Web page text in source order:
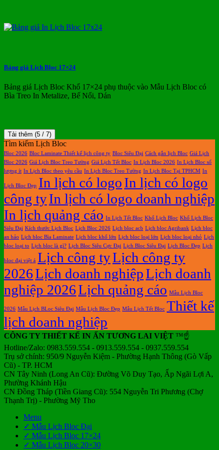
Bảng giá Lịch Bloc 17×24
Bảng giá Lịch Bloc Khổ 17×24 phụ thuộc vào Mẫu Lịch Bloc có
Bìa Treo In Metalize, Bế Nổi, Dán
Tải thêm (5 / 7)
Tìm kiếm Lịch Bloc
Bloc 2026 Bloc Laminate Thiết kế lịch công ty Bloc Siêu Đại Cách gắn lịch Bloc Giá Lịch
Bloc 2026 Giá Lịch Bloc Treo Tường Giá Lịch Tết Bloc In Lịch Bloc 2026 In Lịch Bloc số
lượng ít In Lịch Bloc theo yêu cầu In Lịch Bloc Treo Tường In Lịch Bloc Tại TPHCM In
Lịch Bloc Đẹp In lịch có logoIn lịch có logo
công tyIn lịch có logo doanh nghiệp
In lịch quảng cáo In Lịch Tết Bloc Khổ Lịch Bloc Khổ Lịch Bloc
Siêu Đại Kích thước Lịch Bloc Lịch Bloc 2026 Lịch bloc acb Lịch bloc Agribank Lịch bloc
an hảo Lịch bloc Bìa Laminate Lịch bloc khổ lớn Lịch bloc loại lớn Lịch bloc loại nhỏ Lịch
bloc loại to Lịch bloc là gì? Lịch Bloc Siêu Cực Đại Lịch Bloc Siêu Đại Lịch Bloc Đẹp Lịch
bloc đại việt á Lịch công tyLịch công ty
2026Lịch doanh nghiệpLịch doanh
nghiệp 2026Lịch quảng cáo Mẫu Lịch Bloc
2026 Mẫu Lịch BLoc Siêu Đại Mẫu Lịch Bloc Đẹp Mẫu Lịch Tết Bloc Thiết kế
lịch doanh nghiệp
CÔNG TY THIẾT KẾ IN ẤN TƯƠNG LAI VIỆT ™☝️
Hotline/Zalo: 0983.559.554 - 0913.559.554 - 0937.559.554
Trụ sở chính: 950/9 Nguyễn Kiệm - Phường Hạnh Thông (Gò Vấp
Cũ) - TP. HCM
CN Tây Ninh (Long An Cũ): Đường Võ Duy Tạo, Ấp Ngãi Lợi A,
Phường Khánh Hậu
CN Đồng Tháp (Tiền Giang Cũ): 554 Nguyễn Tri Phương (Chợ
Thạnh Trị) - Phường Mỹ Tho
Menu
✓ Mẫu Lịch Bloc Đại
✓ Mẫu Lịch Bloc 17×24
✓ Mẫu Lịch Bloc 20×30